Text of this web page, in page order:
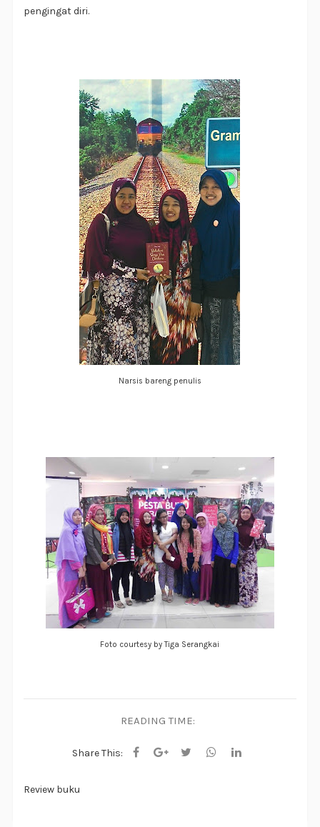
pengingat diri.
Narsis bareng penulis
Foto courtesy by Tiga Serangkai
READING TIME:
Share This:
Review buku